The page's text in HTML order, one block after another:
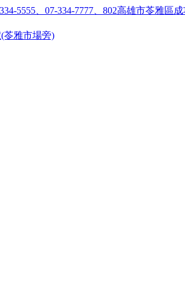
(苓雅市場旁)